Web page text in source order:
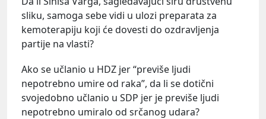
sliku, samoga sebe vidi u ulozi preparata za
kemoterapiju koji će dovesti do ozdravljenja
partije na vlasti?
Ako se učlanio u HDZ jer “previše ljudi
nepotrebno umire od raka”, da li se dotični
svojedobno učlanio u SDP jer je previše ljudi
nepotrebno umiralo od srčanog udara?